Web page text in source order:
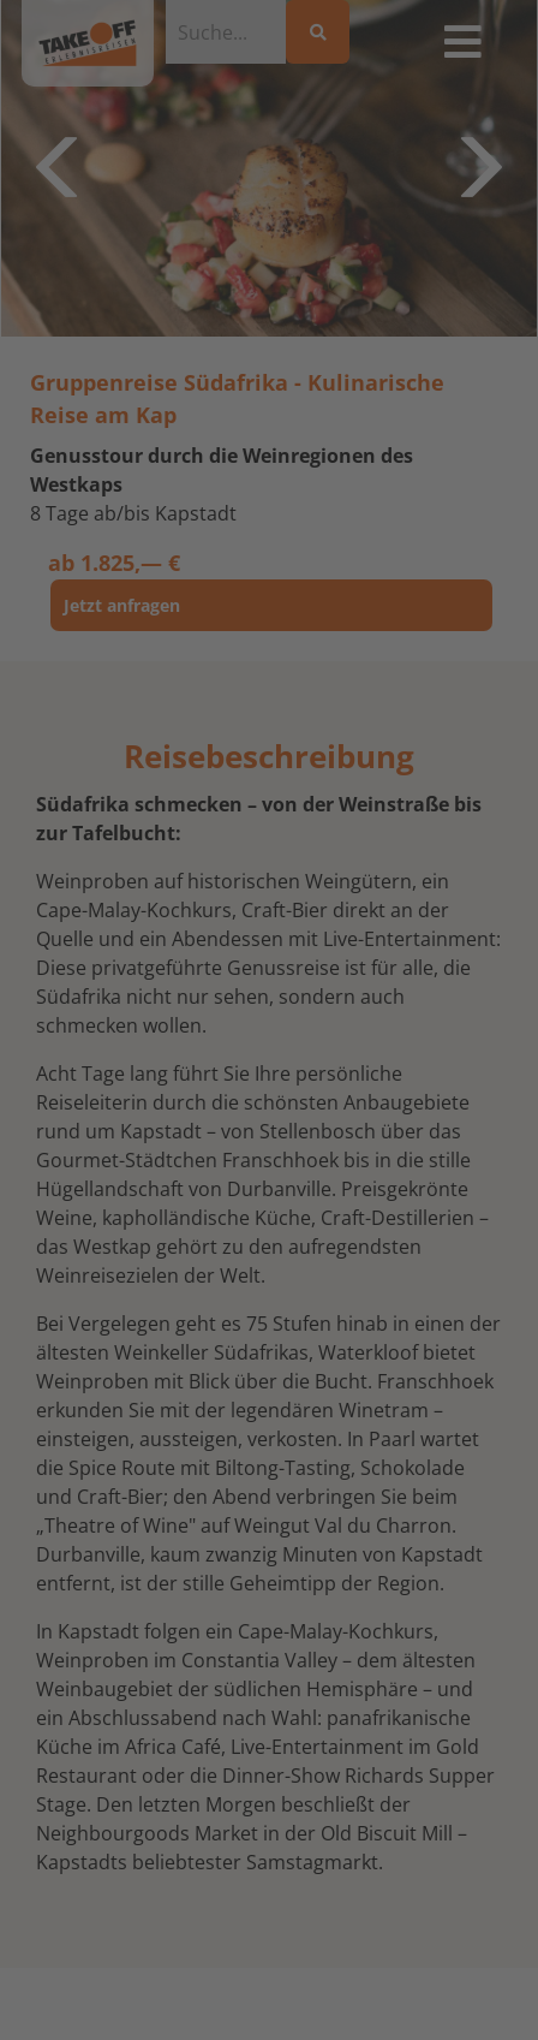
Gruppenreise Südafrika - Kulinarische
Reise am Kap
Genusstour durch die Weinregionen des
Westkaps
8 Tage ab/bis Kapstadt
ab 1.825,— €
Jetzt anfragen
Reisebeschreibung
Südafrika schmecken – von der Weinstraße bis
zur Tafelbucht:
Weinproben auf historischen Weingütern, ein
Cape-Malay-Kochkurs, Craft-Bier direkt an der
Quelle und ein Abendessen mit Live-Entertainment:
Diese privatgeführte Genussreise ist für alle, die
Südafrika nicht nur sehen, sondern auch
schmecken wollen.
Acht Tage lang führt Sie Ihre persönliche
Reiseleiterin durch die schönsten Anbaugebiete
rund um Kapstadt – von Stellenbosch über das
Gourmet-Städtchen Franschhoek bis in die stille
Hügellandschaft von Durbanville. Preisgekrönte
Weine, kapholländische Küche, Craft-Destillerien –
das Westkap gehört zu den aufregendsten
Weinreisezielen der Welt.
Bei Vergelegen geht es 75 Stufen hinab in einen der
ältesten Weinkeller Südafrikas, Waterkloof bietet
Weinproben mit Blick über die Bucht. Franschhoek
erkunden Sie mit der legendären Winetram –
einsteigen, aussteigen, verkosten. In Paarl wartet
die Spice Route mit Biltong-Tasting, Schokolade
und Craft-Bier; den Abend verbringen Sie beim
„Theatre of Wine" auf Weingut Val du Charron.
Durbanville, kaum zwanzig Minuten von Kapstadt
entfernt, ist der stille Geheimtipp der Region.
In Kapstadt folgen ein Cape-Malay-Kochkurs,
Weinproben im Constantia Valley – dem ältesten
Weinbaugebiet der südlichen Hemisphäre – und
ein Abschlussabend nach Wahl: panafrikanische
Küche im Africa Café, Live-Entertainment im Gold
Restaurant oder die Dinner-Show Richards Supper
Stage. Den letzten Morgen beschließt der
Neighbourgoods Market in der Old Biscuit Mill –
Kapstadts beliebtester Samstagmarkt.